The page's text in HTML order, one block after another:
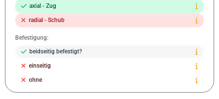
axial - Zug
radial - Schub
Befestigung:
beidseitig befestigt?
einseitig
ohne